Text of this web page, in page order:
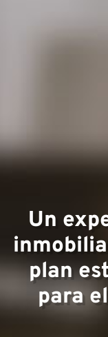
Un
plan
para